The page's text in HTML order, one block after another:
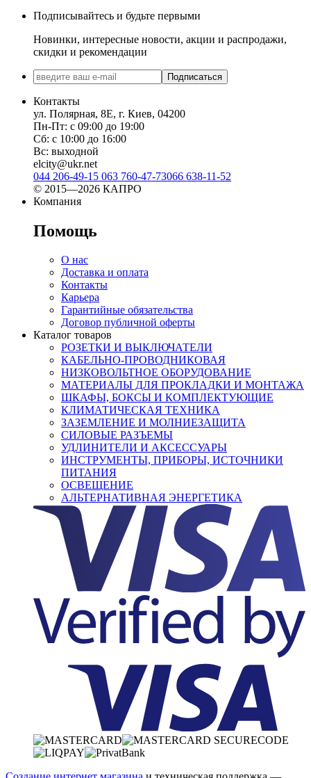
Подписывайтесь и будьте первыми
Новинки, интересные новости, акции и распродажи,
скидки и рекомендации
Подписаться
Контакты
ул. Полярная, 8Е, г. Киев, 04200
Пн-Пт: с 09:00 до 19:00
Сб: с 10:00 до 16:00
Вс: выходной
elcity@ukr.net
044 206-49-15 063 760-47-73066 638-11-52
© 2015—2026 КАПРО
Компания
Помощь
О нас
Доставка и оплата
Контакты
Карьера
Гарантийные обязательства
Договор публичной оферты
Каталог товаров
РОЗЕТКИ И ВЫКЛЮЧАТЕЛИ
КАБЕЛЬНО-ПРОВОДНИКОВАЯ
НИЗКОВОЛЬТНОЕ ОБОРУДОВАНИЕ
МАТЕРИАЛЫ ДЛЯ ПРОКЛАДКИ И МОНТАЖА
ШКАФЫ, БОКСЫ И КОМПЛЕКТУЮЩИЕ
КЛИМАТИЧЕСКАЯ ТЕХНИКА
ЗАЗЕМЛЕНИЕ И МОЛНИЕЗАЩИТА
СИЛОВЫЕ РАЗЪЕМЫ
УДЛИНИТЕЛИ И АКСЕССУАРЫ
ИНСТРУМЕНТЫ, ПРИБОРЫ, ИСТОЧНИКИ
ПИТАНИЯ
ОСВЕЩЕНИЕ
АЛЬТЕРНАТИВНАЯ ЭНЕРГЕТИКА